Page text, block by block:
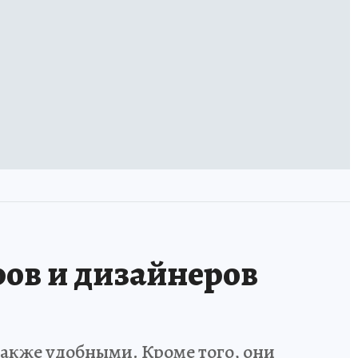
и дизайнеров
удобными. Кроме того, они